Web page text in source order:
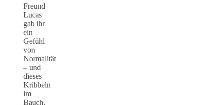
Freund
Lucas
gab ihr
ein
Gefühl
von
Normalität
– und
dieses
Kribbeln
im
Bauch.